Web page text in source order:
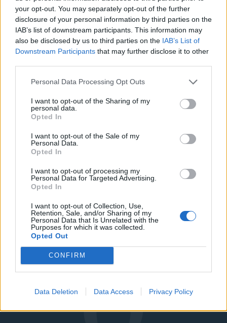
your opt-out. You may separately opt-out of the further
disclosure of your personal information by third parties on the
IAB’s list of downstream participants. This information may
also be disclosed by us to third parties on the IAB’s List of
Downstream Participants that may further disclose it to other
Personal Data Processing Opt Outs
I want to opt-out of the Sharing of my
personal data.
Opted In
I want to opt-out of the Sale of my
Personal Data.
Opted In
I want to opt-out of processing my
Personal Data for Targeted Advertising.
Opted In
I want to opt-out of Collection, Use,
Retention, Sale, and/or Sharing of my
Personal Data that Is Unrelated with the
Purposes for which it was collected.
Opted Out
CONFIRM
Data Deletion Data Access Privacy Policy
Ρουμελιώτη δεν
προσπαθεί να είναι η
τέλεια μαμά στη νέα
σειρά «Τρομεροί
γονείς»